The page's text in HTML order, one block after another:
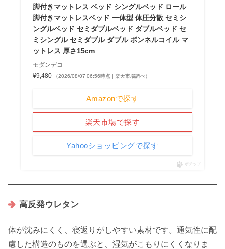
脚付きマットレス ベッド シングルベッド ロール
脚付きマットレスベッド 一体型 体圧分散 セミシ
ングルベッド セミダブルベッド ダブルベッド セ
ミシングル セミダブル ダブル ボンネルコイル マ
ットレス 厚さ15cm
モダンデコ
¥9,480
（2026/08/07 06:56時点 | 楽天市場調べ）
Amazonで探す
楽天市場で探す
Yahooショッピングで探す
ポチップ
高反発ウレタン
体が沈みにくく、寝返りがしやすい素材です。通気性に配
慮した構造のものを選ぶと、湿気がこもりにくくなりま